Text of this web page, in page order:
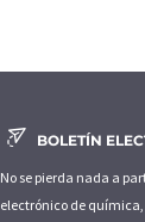
BOLETÍN
No se pierda nada a
electrónico de